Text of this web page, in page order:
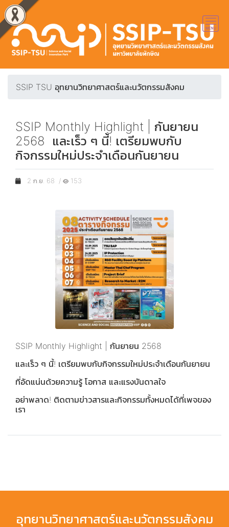
SSIP TSU อุทยานวิทยาศาสตร์และนวัตกรรมสังคม
SSIP Monthly Highlight | กันยายน
2568 และเร็ว ๆ นี้! เตรียมพบกับ
กิจกรรมใหม่ประจำเดือนกันยายน
2 ก.ย. 68 / 153
SSIP Monthly Highlight | กันยายน 2568
และเร็ว ๆ นี้! เตรียมพบกับกิจกรรมใหม่ประจำเดือนกันยายน
ที่อัดแน่นด้วยความรู้ โอกาส และแรงบันดาลใจ
อย่าพลาด! ติดตามข่าวสารและกิจกรรมทั้งหมดได้ที่เพจของ
เรา
อุทยานวิทยาศาสตร์และนวัตกรรมสังคม